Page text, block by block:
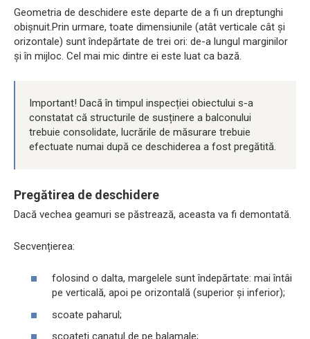
Geometria de deschidere este departe de a fi un dreptunghi
obișnuit.Prin urmare, toate dimensiunile (atât verticale cât și
orizontale) sunt îndepărtate de trei ori: de-a lungul marginilor
și în mijloc. Cel mai mic dintre ei este luat ca bază.
Important! Dacă în timpul inspecției obiectului s-a
constatat că structurile de susținere a balconului
trebuie consolidate, lucrările de măsurare trebuie
efectuate numai după ce deschiderea a fost pregătită.
Pregătirea de deschidere
Dacă vechea geamuri se păstrează, aceasta va fi demontată.
Secvențierea:
folosind o dalta, margelele sunt îndepărtate: mai întâi
pe verticală, apoi pe orizontală (superior și inferior);
scoate paharul;
scoateți canatul de pe balamale;